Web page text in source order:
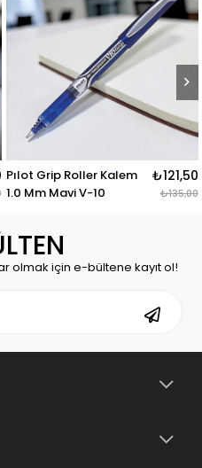
Pılot Grip Roller Kalem
1.0 Mm Mavi V-10
₺121,50
₺135,00
olmak için e-bültene kayıt ol!